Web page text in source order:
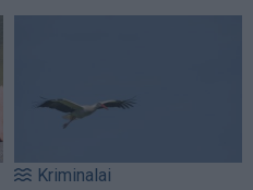
Kriminalai